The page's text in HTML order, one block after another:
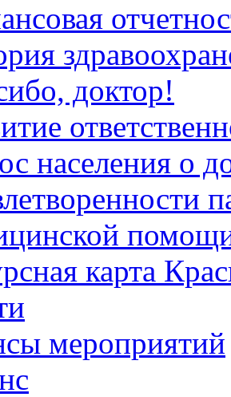
доктор!
населения о
карта
мероприятий